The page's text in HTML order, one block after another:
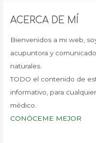
ACERCA DE MÍ
Bienvenidos a mi web,
acupuntora y
naturales.
TODO el contenido de
informativo, para
médico.
CONÓCEME MEJOR